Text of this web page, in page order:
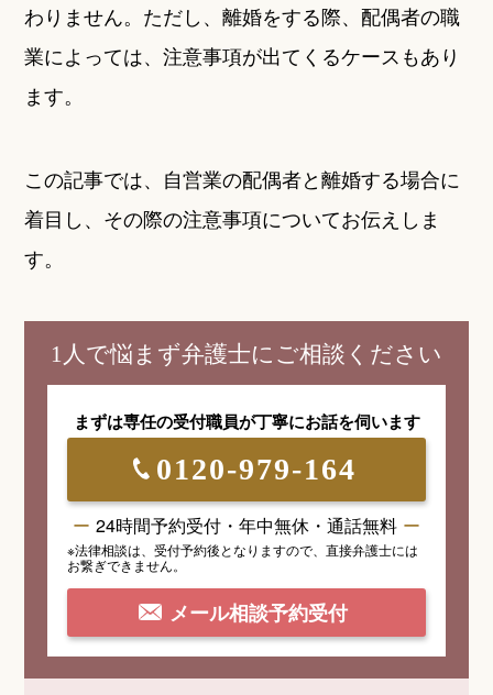
わりません。ただし、離婚をする際、配偶者の職
業によっては、注意事項が出てくるケースもあり
ます。
この記事では、自営業の配偶者と離婚する場合に
着目し、その際の注意事項についてお伝えしま
す。
1人で悩まず弁護士にご相談ください
まずは専任の受付職員が丁寧にお話を伺います
0120-979-164
24時間予約受付・年中無休・通話無料
※法律相談は、受付予約後となりますので、 直接弁護士には
お繋ぎできません。
メール相談予約受付